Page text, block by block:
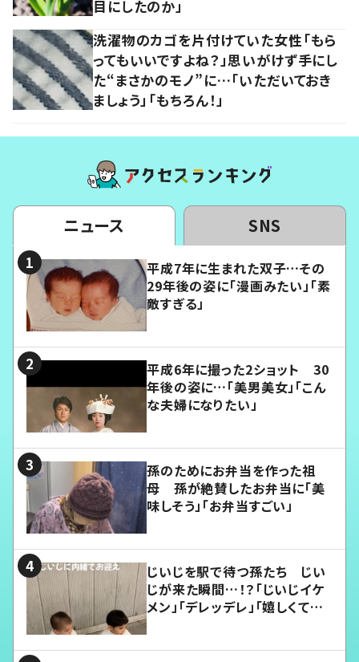
目にしたのか」
洗濯物のカゴを片付けていた女性「もら
ってもいいですよね？」思いがけず手にし
た“まさかのモノ”に…「いただいておき
ましょう」「もちろん！」
ニュース SNS
平成7年に生まれた双子…その
29年後の姿に「漫画みたい」「素
敵すぎる」
平成6年に撮った2ショット 30
年後の姿に…「美男美女」「こん
な夫婦になりたい」
孫のためにお弁当を作った祖
母 孫が絶賛したお弁当に「美
味しそう」「お弁当すごい」
じいじを駅で待つ孫たち じい
じが来た瞬間…！？「じいじイケ
メン」「デレッデレ」「嬉しくて可